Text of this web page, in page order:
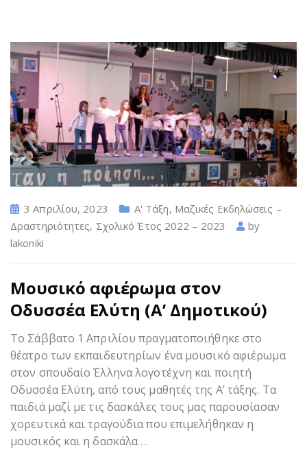
3 Απριλίου, 2023 Α' Τάξη, Μαζικές Εκδηλώσεις –
Δραστηριότητες, Σχολικό Έτος 2022 – 2023
by
lakoniki
Μουσικό αφιέρωμα στον
Οδυσσέα Ελύτη (Α’ Δημοτικού)
Το Σάββατο 1 Απριλίου πραγματοποιήθηκε στο
θέατρο των εκπαιδευτηρίων ένα μουσικό αφιέρωμα
στον σπουδαίο Έλληνα λογοτέχνη και ποιητή
Οδυσσέα Ελύτη, από τους μαθητές της Α’ τάξης. Τα
παιδιά μαζί με τις δασκάλες τους μας παρουσίασαν
χορευτικά και τραγούδια που επιμελήθηκαν η
μουσικός και η δασκάλα…